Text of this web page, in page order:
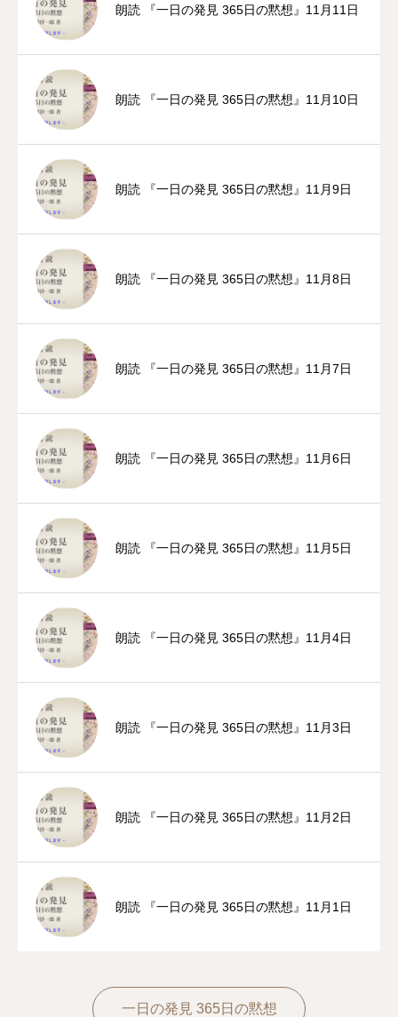
朗読 『一日の発見 365日の黙想』11月11日
朗読 『一日の発見 365日の黙想』11月10日
朗読 『一日の発見 365日の黙想』11月9日
朗読 『一日の発見 365日の黙想』11月8日
朗読 『一日の発見 365日の黙想』11月7日
朗読 『一日の発見 365日の黙想』11月6日
朗読 『一日の発見 365日の黙想』11月5日
朗読 『一日の発見 365日の黙想』11月4日
朗読 『一日の発見 365日の黙想』11月3日
朗読 『一日の発見 365日の黙想』11月2日
朗読 『一日の発見 365日の黙想』11月1日
一日の発見 365日の黙想